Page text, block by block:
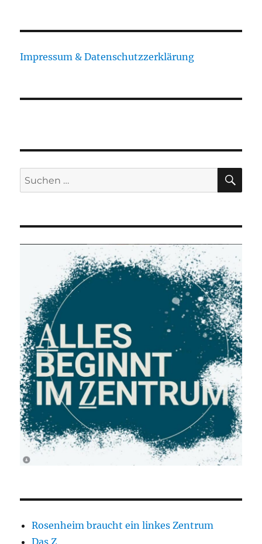
Impressum & Datenschutzzerklärung
Suchen
nach:
Rosenheim braucht ein linkes Zentrum
Das Z